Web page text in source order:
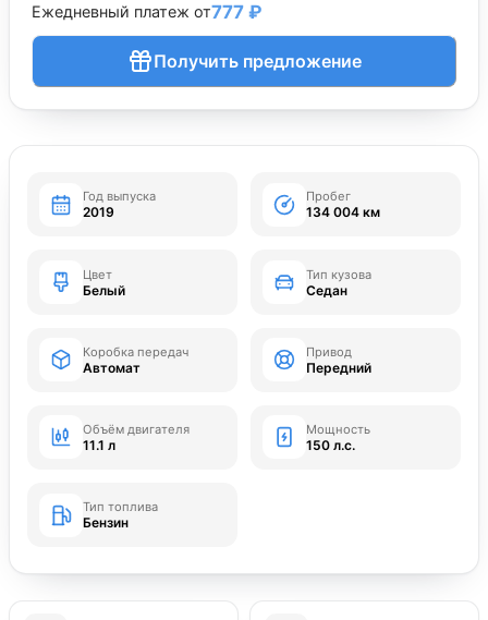
Ежедневный платеж от777 ₽
Получить предложение
Год выпуска
2019
Пробег
134 004 км
Цвет
Белый
Тип кузова
Седан
Коробка передач
Автомат
Привод
Передний
Объём двигателя
11.1 л
Мощность
150 л.с.
Тип топлива
Бензин